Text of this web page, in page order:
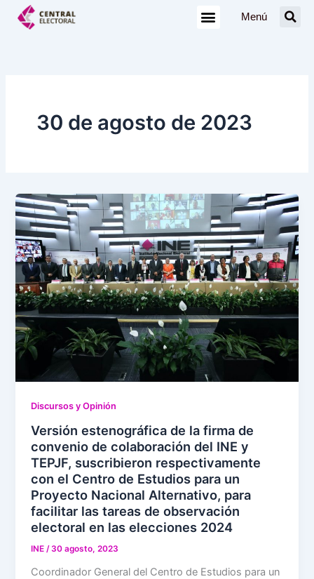
Menú
30 de agosto de 2023
Discursos y Opinión
Versión estenográfica de la firma de
convenio de colaboración del INE y
TEPJF, suscribieron respectivamente
con el Centro de Estudios para un
Proyecto Nacional Alternativo, para
facilitar las tareas de observación
electoral en las elecciones 2024
INE/30 agosto, 2023
Coordinador General del Centro de Estudios para un